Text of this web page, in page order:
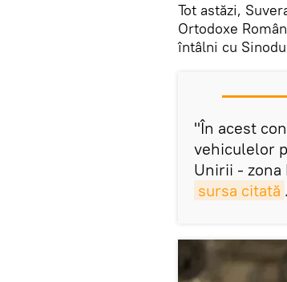
Tot astăzi,
Ortodoxe
întâlni cu
"În acest
vehiculelor
Unirii - zona
sursa citată .